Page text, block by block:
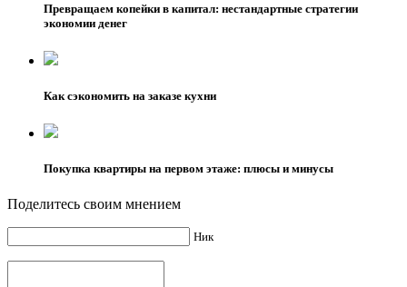
Превращаем копейки в капитал: нестандартные стратегии
экономии денег
Как сэкономить на заказе кухни
Покупка квартиры на первом этаже: плюсы и минусы
Поделитесь своим мнением
Ник